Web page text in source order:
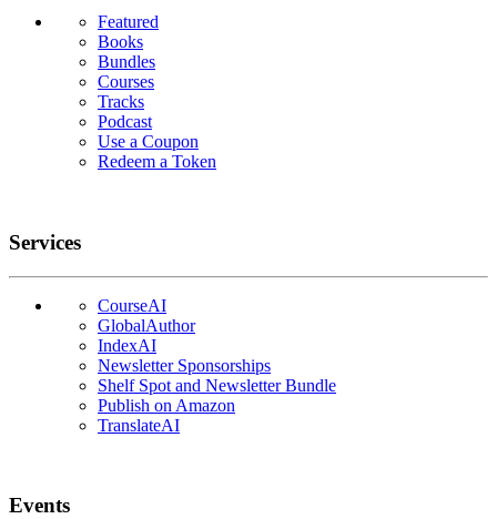
Featured
Books
Bundles
Courses
Tracks
Podcast
Use a Coupon
Redeem a Token
Services
CourseAI
GlobalAuthor
IndexAI
Newsletter Sponsorships
Shelf Spot and Newsletter Bundle
Publish on Amazon
TranslateAI
Events